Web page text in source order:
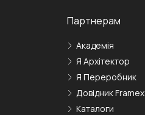
Партнерам
Академія
Я Архітектор
Я Переробник
Довідник Framex
Каталоги